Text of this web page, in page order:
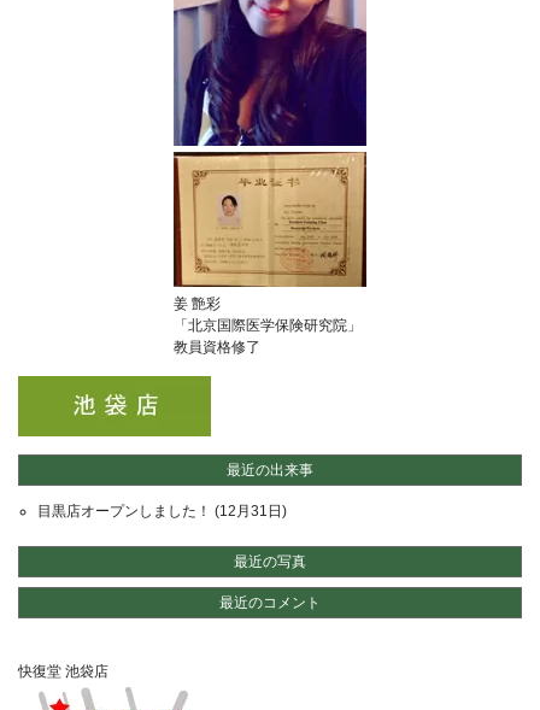
姜 艶彩
「 北京国際医学保険研究院 」
教員資格修了
最近の出来事
目黒店オープンしました！ (12月31日)
最近の写真
最近のコメント
快復堂 池袋店